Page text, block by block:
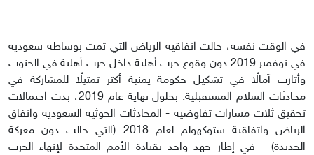
في الوقت نفسه، حالت اتفاقية الرياض التي تمت بوساطة سعودية
في نوفمبر 2019 دون وقوع حرب أهلية داخل حرب أهلية في الجنوب
وأثارت آمالًا في تشكيل حكومة يمنية أكثر تمثيلًا للمشاركة في
محادثات السلام المستقبلية. بحلول نهاية عام 2019، بدت احتمالات
تحقيق ثلاث مسارات تفاوضية - المحادثات الحوثية السعودية واتفاق
الرياض واتفاقية ستوكهولم لعام 2018 (التي حالت دون معركة
الحديدة) - في إطار جهد واحد بقيادة الأمم المتحدة لإنهاء الحرب